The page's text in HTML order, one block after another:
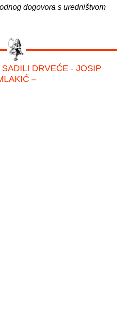
dogovora s uredništvom
DRVEĆE - JOSIP
–